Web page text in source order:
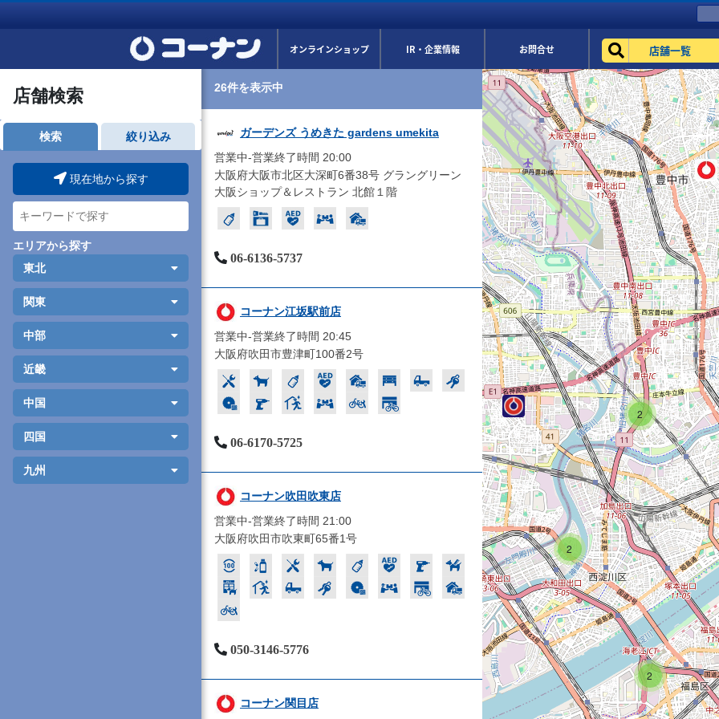
オンラインショップ IR・企業情報 お問合せ 店舗一覧
店舗検索
検索 絞り込み
現在地から探す
エリアから探す
東北
関東
中部
近畿
中国
四国
九州
2
2
2
26件を表示中
ガーデンズ うめきた gardens umekita
営業中-営業終了時間 20:00
大阪府大阪市北区大深町6番38号 グラングリーン
大阪ショップ＆レストラン 北館１階
06-6136-5737
コーナン江坂駅前店
営業中-営業終了時間 20:45
大阪府吹田市豊津町100番2号
06-6170-5725
コーナン吹田吹東店
営業中-営業終了時間 21:00
大阪府吹田市吹東町65番1号
050-3146-5776
コーナン関目店